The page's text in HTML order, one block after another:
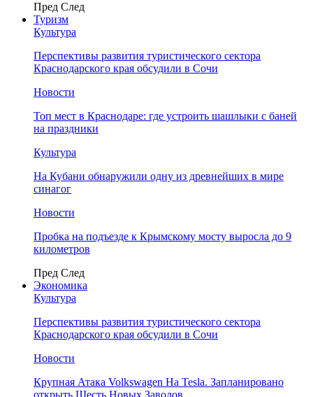
Пред След
Туризм
Культура
Перспективы развития туристического сектора
Краснодарского края обсудили в Сочи
Новости
Топ мест в Краснодаре: где устроить шашлыки с баней
на праздники
Культура
На Кубани обнаружили одну из древнейших в мире
синагог
Новости
Пробка на подъезде к Крымскому мосту выросла до 9
километров
Пред След
Экономика
Культура
Перспективы развития туристического сектора
Краснодарского края обсудили в Сочи
Новости
Крупная Атака Volkswagen На Tesla. Запланировано
открыть Шесть Новых Заводов